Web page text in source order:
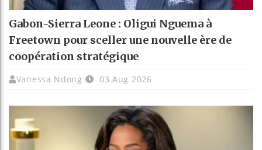
Gabon-Sierra Leone : Oligui Nguema à
Freetown pour sceller une nouvelle ère de
coopération stratégique
Vanessa Ndong 03 Aug 2026